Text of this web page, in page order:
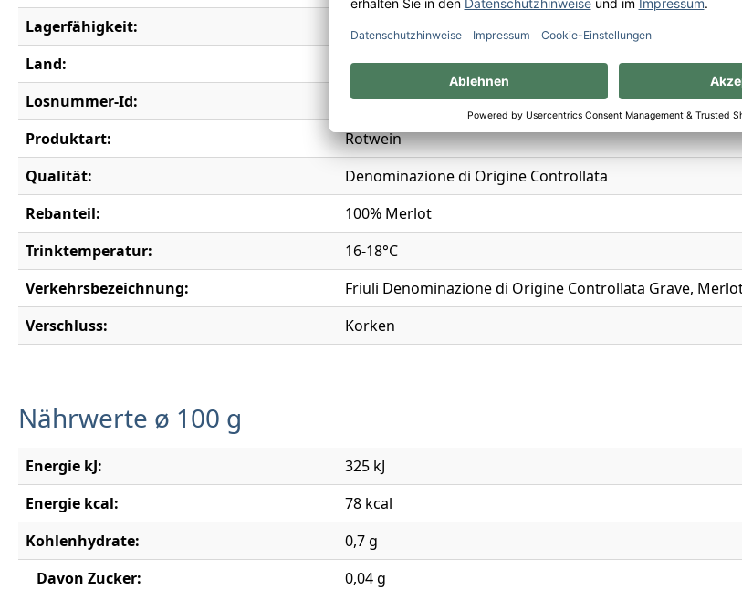
Lagerfähigkeit:
4 Jahre
Land:
Italien
Losnummer-Id:
20092
Produktart:
Rotwein
Qualität:
Denominazione di Origine Controllata
Rebanteil:
100% Merlot
Trinktemperatur:
16-18°C
Verkehrsbezeichnung:
Friuli Denominazione di Origine Controllata Grave,
Verschluss:
Korken
Nährwerte ø 100 g
Energie kJ:
325 kJ
Energie kcal:
78 kcal
Kohlenhydrate:
0,7 g
Davon Zucker:
0,04 g